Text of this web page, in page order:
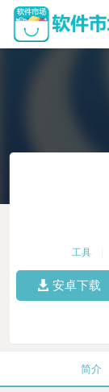
工具
安卓下载
简介